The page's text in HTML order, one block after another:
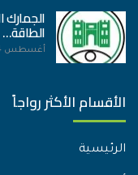
الطاقة…
أغسطس 4, 2026
الأقسام الأكثر رواجاً
الرئيسية